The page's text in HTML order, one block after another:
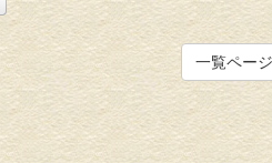
一覧ペー